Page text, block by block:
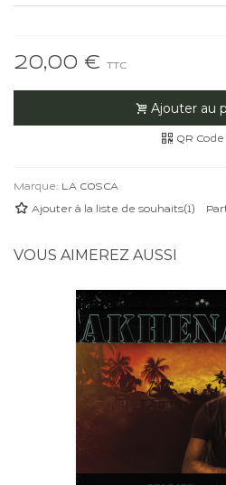
20,00 € TTC
Ajouter au
QR Code
Marque: LA COSCA
Ajouter à la liste de souhaits(1)
VOUS AIMEREZ AUSSI